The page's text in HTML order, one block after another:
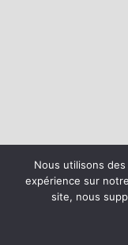
©2026 - CS
Nous utilisons
expérience sur
site, nous